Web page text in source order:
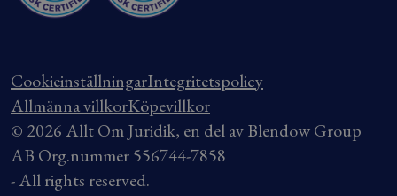
CookieinställningarIntegritetspolicy
Allmänna villkorKöpevillkor
© 2026 Allt Om Juridik, en del av Blendow Group
AB Org.nummer 556744-7858
- All rights reserved.